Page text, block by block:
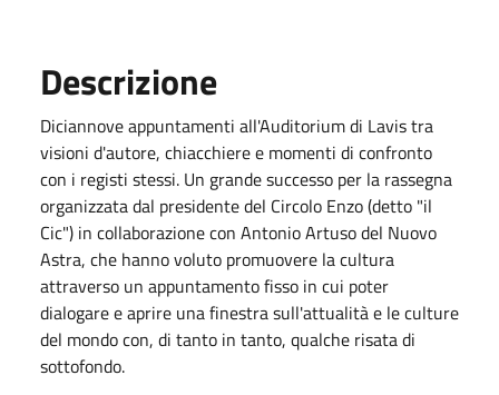
Descrizione
Diciannove appuntamenti all'Auditorium di Lavis tra
visioni d'autore, chiacchiere e momenti di confronto
con i registi stessi. Un grande successo per la rassegna
organizzata dal presidente del Circolo Enzo (detto "il
Cic") in collaborazione con Antonio Artuso del Nuovo
Astra, che hanno voluto promuovere la cultura
attraverso un appuntamento fisso in cui poter
dialogare e aprire una finestra sull'attualità e le culture
del mondo con, di tanto in tanto, qualche risata di
sottofondo.